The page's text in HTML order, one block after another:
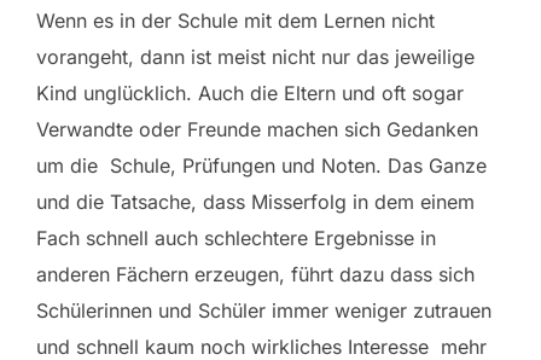
Wenn es in der Schule mit dem Lernen nicht
vorangeht, dann ist meist nicht nur das jeweilige
Kind unglücklich. Auch die Eltern und oft sogar
Verwandte oder Freunde machen sich Gedanken
um die Schule, Prüfungen und Noten. Das Ganze
und die Tatsache, dass Misserfolg in dem einem
Fach schnell auch schlechtere Ergebnisse in
anderen Fächern erzeugen, führt dazu dass sich
Schülerinnen und Schüler immer weniger zutrauen
und schnell kaum noch wirkliches Interesse mehr